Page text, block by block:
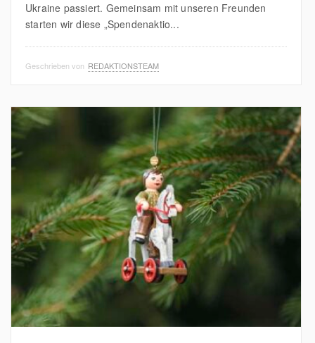
Ukraine passiert. Gemeinsam mit unseren Freunden
starten wir diese „Spendenaktio...
Geschrieben von REDAKTIONSTEAM